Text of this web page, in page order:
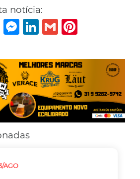
notícia:
WhatsAppMessenger
LinkedIn
Gmail
AGO